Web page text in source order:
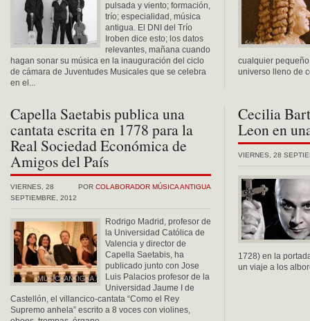
pulsada y viento; formación,
trío; especialidad, música
antigua. El DNI del Trío
Iroben dice esto; los datos
relevantes, mañana cuando
hagan sonar su música en la inauguración del ciclo
de cámara de Juventudes Musicales que se celebra
en el...
cualquier
universo lleno de
Capella Saetabis publica una
cantata escrita en 1778 para la
Real Sociedad Económica de
Amigos del País
POR COLABORADOR MÚSICA ANTIGUA
VIERNES, 28
SEPTIEMBRE, 2012
Rodrigo Madrid, profesor de
la Universidad Católica de
Valencia y director de
Capella Saetabis, ha
publicado junto con Jose
Luis Palacios profesor de la
Universidad Jaume I de
Castellón, el villancico-cantata “Como el Rey
Supremo anhela” escrito a 8 voces con violines,
Cecilia
Leon en
VIERNES, 28
1728) en la
un viaje a los